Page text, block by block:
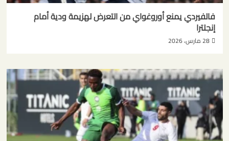
فالفيردي يمنع أوروغواي من التعرض لهزيمة ودية أمام
إنجلترا
28 مارس، 2026